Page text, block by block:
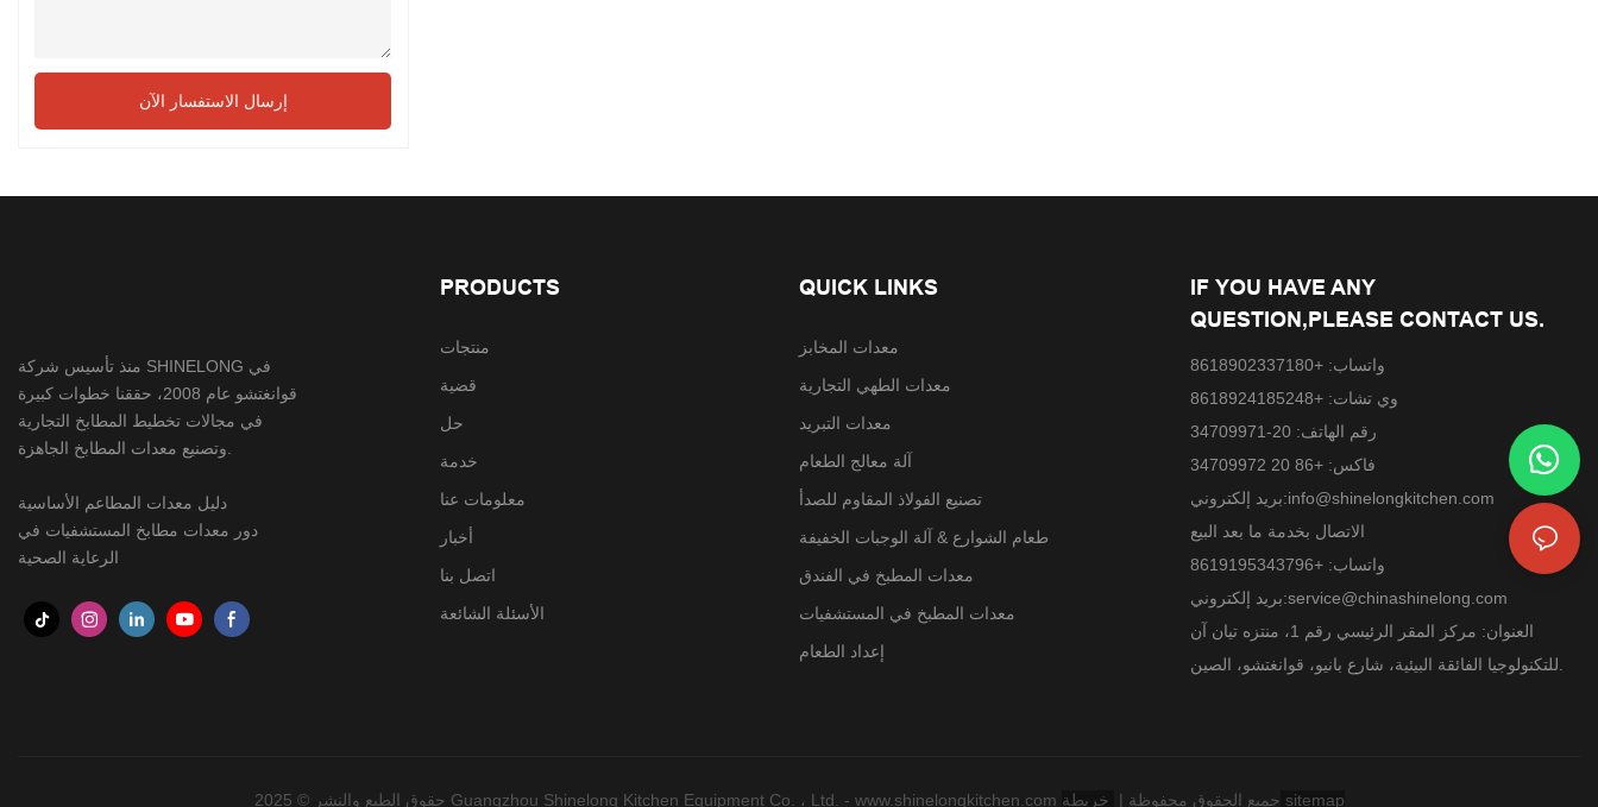
إرسال الاستفسار الآن
منذ تأسيس شركة SHINELONG في
قوانغتشو عام 2008، حققنا خطوات كبيرة
في مجالات تخطيط المطابخ التجارية
دليل معدات المطاعم الأساسية
دور معدات مطابخ المستشفيات في
الرعاية الصحية
PRODUCTS
منتجات
قضية
حل
خدمة
معلومات عنا
أخبار
اتصل بنا
الأسئلة الشائعة
QUICK LINKS
معدات المخابز
معدات الطهي التجارية
معدات التبريد
آلة معالج الطعام
تصنيع الفولاذ المقاوم للصدأ
طعام الشوارع & آلة الوجبات الخفيفة
معدات المطبخ في الفندق
معدات المطبخ في المستشفيات
إعداد الطعام
IF YOU HAVE ANY
QUESTION,PLEASE CONTACT US.
واتساب: +8618902337180
وي تشات: +8618924185248
رقم الهاتف: 20-34709971
فاكس: +86 20 34709972
بريد إلكتروني:info@shinelongkitchen.com
الاتصال بخدمة ما بعد البيع
واتساب: +8619195343796
بريد إلكتروني:service@chinashinelong.com
العنوان: مركز المقر الرئيسي رقم 1، منتزه تيان آن
حقوق الطبع والنشر © 2025 Guangzhou Shinelong Kitchen Equipment Co. ، Ltd. - www.shinelongkitchen.com جميع الحقوق محفوظة | خريطة sitemap